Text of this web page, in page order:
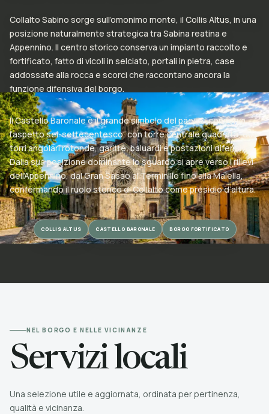
Collalto Sabino sorge sull’omonimo monte, il Collis Altus, in una
posizione naturalmente strategica tra Sabina reatina e
Appennino. Il centro storico conserva un impianto raccolto e
fortificato, fatto di vicoli in selciato, portali in pietra, case
addossate alla rocca e scorci che raccontano ancora la
funzione difensiva del borgo.
Il Castello Baronale è il grande simbolo del paese: conserva
l’aspetto sei-settecentesco, con torre centrale quadrata, due
torri angolari rotonde, garitte, baluardi e postazioni difensive.
Dalla sua posizione dominante lo sguardo si apre verso i rilievi
dell’Appennino, dal Gran Sasso al Terminillo fino alla Maiella,
confermando il ruolo storico di Collalto come presidio d’altura.
COLLIS ALTUS CASTELLO BARONALE BORGO FORTIFICATO
NEL BORGO E NELLE VICINANZE
Servizi locali
Una selezione utile e aggiornata, ordinata per pertinenza,
qualità e vicinanza.